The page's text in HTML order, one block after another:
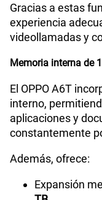
Gracias a estas
experiencia
videollamadas y
Memoria interna de
El OPPO A6T
interno,
aplicaciones y
constantemente
Además, ofrece:
Expansión